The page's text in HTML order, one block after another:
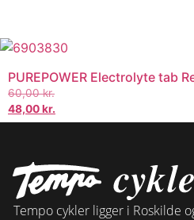
PUREPOWER Electrolyte tab
60,00kr.
48,00kr.
Tempo cykler ligger i Roskilde